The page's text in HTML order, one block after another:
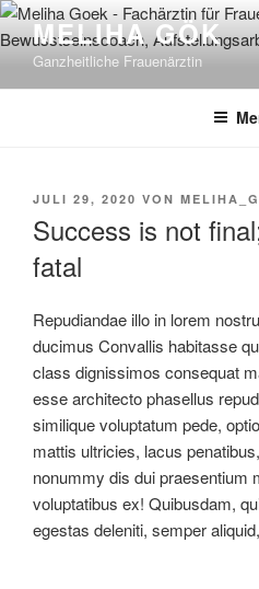
Zum
Inhalt
springen
MELIHA GÖK
Ganzheitliche Frauenärztin
VERÖFFENTLICHT
JULI 29, 2020 VON
Success is not
fatal
Repudiandae illo in lorem
ducimus Convallis habitasse
class dignissimos consequat
esse architecto phasellus
similique voluptatum pede,
mattis ultricies, lacus
nonummy dis dui praesentium
voluptatibus ex! Quibusdam,
egestas deleniti, semper